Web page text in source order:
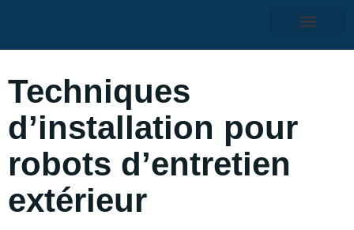
Techniques
d’installation pour
robots d’entretien
extérieur